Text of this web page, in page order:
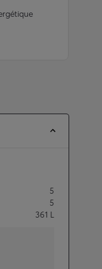
5
5
361 L